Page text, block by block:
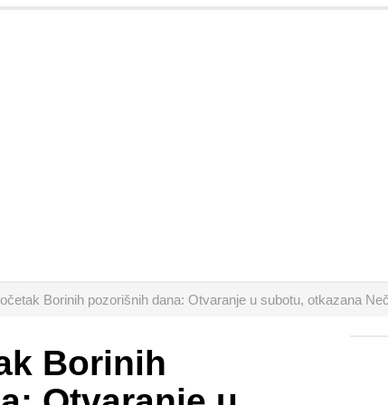
Borinih pozorišnih dana: Otvaranje u subotu, otkazana
Borinih